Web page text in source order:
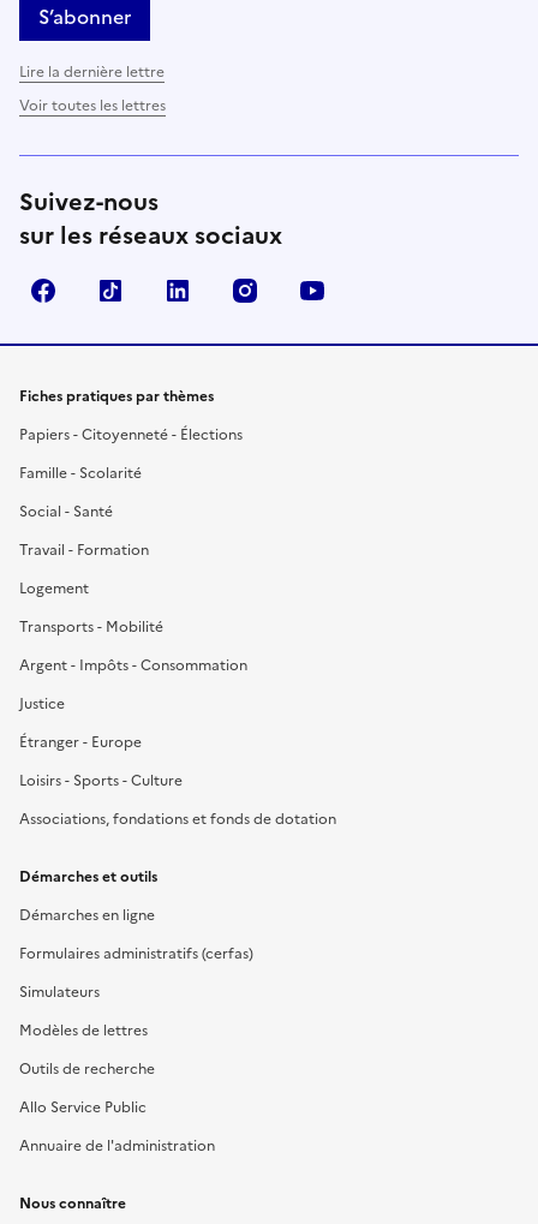
S’abonner
Lire la dernière lettre
Voir toutes les lettres
Suivez-nous
sur les réseaux sociaux
FacebookTikTok LinkedIn Instagram
Fiches pratiques par thèmes
Papiers - Citoyenneté - Élections
Famille - Scolarité
Social - Santé
Travail - Formation
Logement
Transports - Mobilité
Argent - Impôts - Consommation
Justice
Étranger - Europe
Loisirs - Sports - Culture
Associations, fondations et fonds de dotation
Démarches et outils
Démarches en ligne
Formulaires administratifs (cerfas)
Simulateurs
Modèles de lettres
Outils de recherche
Allo Service Public
Annuaire de l'administration
Nous connaître